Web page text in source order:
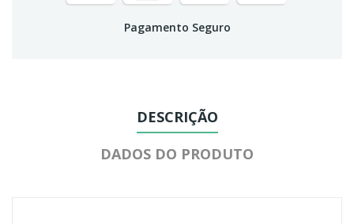
Pagamento Seguro
DESCRIÇÃO
DADOS DO PRODUTO